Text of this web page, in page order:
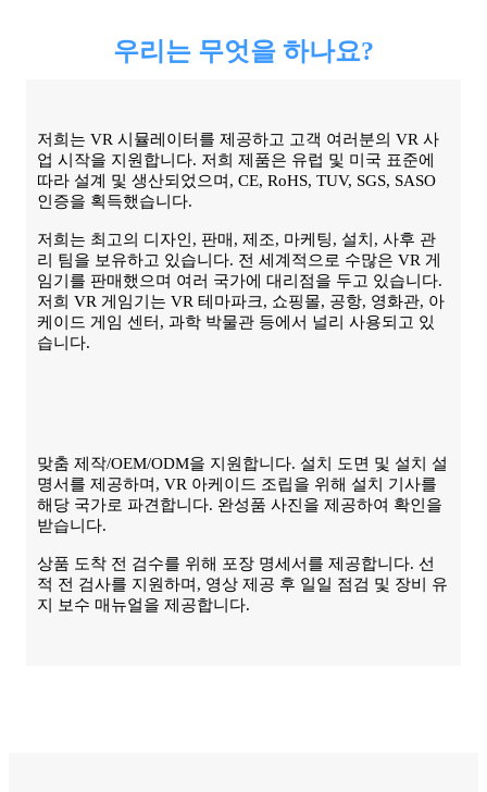
우리는 무엇을 하나요?
저희는 VR 시뮬레이터를 제공하고 고객 여러분의 VR 사
업 시작을 지원합니다. 저희 제품은 유럽 및 미국 표준에
따라 설계 및 생산되었으며, CE, RoHS, TUV, SGS, SASO
인증을 획득했습니다.
저희는 최고의 디자인, 판매, 제조, 마케팅, 설치, 사후 관
리 팀을 보유하고 있습니다. 전 세계적으로 수많은 VR 게
임기를 판매했으며 여러 국가에 대리점을 두고 있습니다.
저희 VR 게임기는 VR 테마파크, 쇼핑몰, 공항, 영화관, 아
케이드 게임 센터, 과학 박물관 등에서 널리 사용되고 있
습니다.
맞춤 제작/OEM/ODM을 지원합니다. 설치 도면 및 설치 설
명서를 제공하며, VR 아케이드 조립을 위해 설치 기사를
해당 국가로 파견합니다. 완성품 사진을 제공하여 확인을
받습니다.
상품 도착 전 검수를 위해 포장 명세서를 제공합니다. 선
적 전 검사를 지원하며, 영상 제공 후 일일 점검 및 장비 유
지 보수 매뉴얼을 제공합니다.